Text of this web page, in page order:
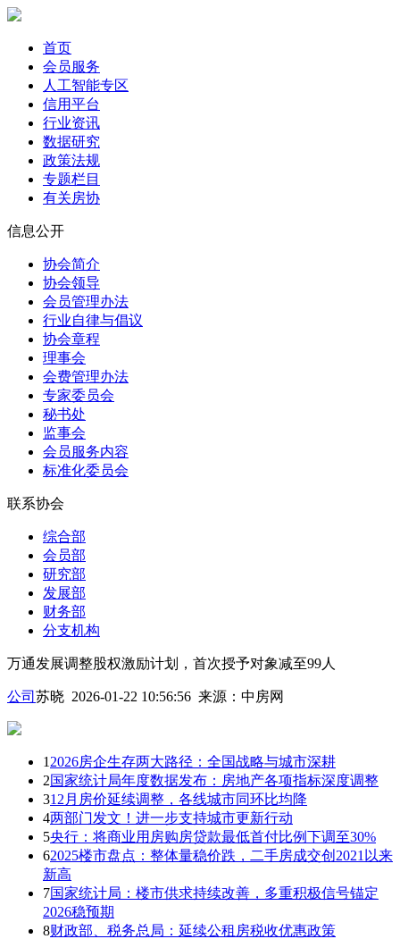
首页
会员服务
人工智能专区
信用平台
行业资讯
数据研究
政策法规
专题栏目
有关房协
信息公开
协会简介
协会领导
会员管理办法
行业自律与倡议
协会章程
理事会
会费管理办法
专家委员会
秘书处
监事会
会员服务内容
标准化委员会
联系协会
综合部
会员部
研究部
发展部
财务部
分支机构
万通发展调整股权激励计划，首次授予对象减至99人
公司 苏晓 2026-01-22 10:56:56 来源： 中房网
1 2026房企生存两大路径：全国战略与城市深耕
2国家统计局年度数据发布：房地产各项指标深度调整
312月房价延续调整，各线城市同环比均降
4两部门发文！进一步支持城市更新行动
5央行：将商业用房购房贷款最低首付比例下调至30%
62025楼市盘点：整体量稳价跌，二手房成交创2021以来
新高
7国家统计局：楼市供求持续改善，多重积极信号锚定
2026稳预期
8财政部、税务总局：延续公租房税收优惠政策